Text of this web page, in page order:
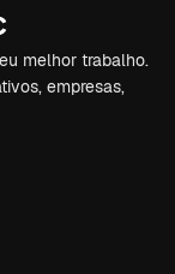
melhor trabalho.
empresas,